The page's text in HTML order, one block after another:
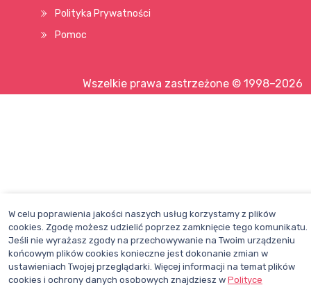
Polityka Prywatności
Pomoc
Wszelkie prawa zastrzeżone © 1998–2026
W celu poprawienia jakości naszych usług korzystamy z plików
cookies. Zgodę możesz udzielić poprzez zamknięcie tego komunikatu.
Jeśli nie wyrażasz zgody na przechowywanie na Twoim urządzeniu
końcowym plików cookies konieczne jest dokonanie zmian w
ustawieniach Twojej przeglądarki. Więcej informacji na temat plików
cookies i ochrony danych osobowych znajdziesz w Polityce